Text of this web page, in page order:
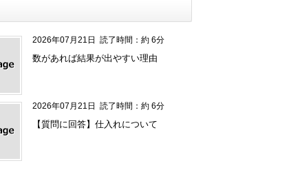
2026年07月21日 読了時間：約 6分
数があれば結果が出やすい理由
2026年07月21日 読了時間：約 6分
【質問に回答】仕入れについて